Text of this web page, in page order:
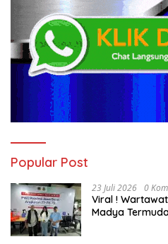
Popular Post
23 Juli 2026 0
Viral !
Madya